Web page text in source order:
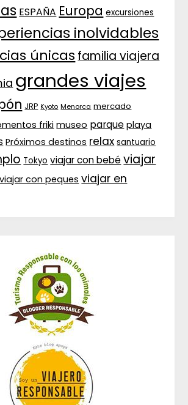
ESPAÑA Europa excursiones
inolvidables
únicas familia viajera
grandes viajes
JRP Kyoto Menorca mercado
friki museo parque playa
Próximos destinos relax santuario
Tokyo viajar con bebé viajar
viajar con peques viajar en